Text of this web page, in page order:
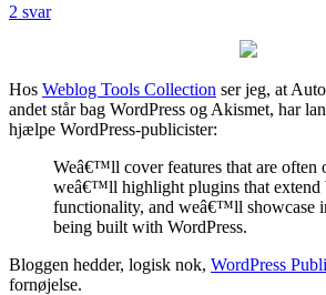
2 svar
Hos Weblog Tools Collection ser jeg, at
andet står bag WordPress og Akismet, har
hjælpe WordPress-publicister:
Weâ€™ll cover features that are often
weâ€™ll highlight plugins that extend
functionality, and weâ€™ll showcase
being built with WordPress.
Bloggen hedder, logisk nok, WordPress
fornøjelse.